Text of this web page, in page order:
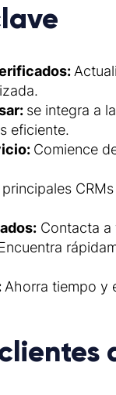
se integra a
eficiente.
Comience
Contacta
Ahorra tiempo y